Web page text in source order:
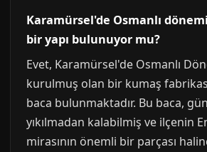
Karamürsel'de Osmanlı
bir yapı bulunuyor mu?
Evet, Karamürsel'de Osmanlı
kurulmuş olan bir kumaş
baca bulunmaktadır. Bu baca,
yıkılmadan kalabilmiş ve ilçenin
mirasının önemli bir parçası